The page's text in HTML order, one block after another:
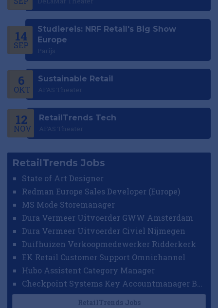
14
SEP
Studiereis: NRF Retail's Big Show
Europe
Parijs
6
OKT
Sustainable Retail
AFAS Theater
12
NOV
RetailTrends Tech
AFAS Theater
RetailTrends Jobs
State of Art Designer
Redman Europe Sales Developer (Europe)
MS Mode Storemanager
Dura Vermeer Uitvoerder GWW Amsterdam
Dura Vermeer Uitvoerder Civiel Nijmegen
Duifhuizen Verkoopmedewerker Ridderkerk
EK Retail Customer Support Omnichannel
Hubo Assistent Category Manager
Checkpoint Systems Key Accountmanager Benelux
RetailTrends Jobs